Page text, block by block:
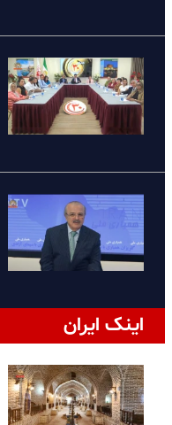
اینک ایران